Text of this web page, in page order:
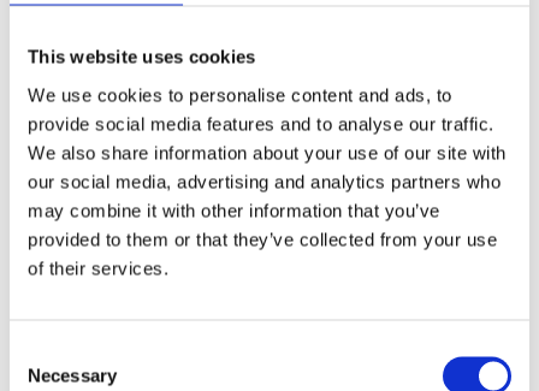
This website uses cookies
We use cookies to personalise content and ads, to
provide social media features and to analyse our traffic.
We also share information about your use of our site with
our social media, advertising and analytics partners who
may combine it with other information that you’ve
provided to them or that they’ve collected from your use
of their services.
Selection
Necessary
GRATIS LEVERING VANAF € 100
14 DAGEN RETOURTERMIJN
350m2 FYSIEKE WINKEL
24/7 ONLINE WINKELEN
Productomschrijving